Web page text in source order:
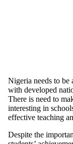
Nigeria needs to be
with developed
There is need to
interesting in
effective teaching
Despite the